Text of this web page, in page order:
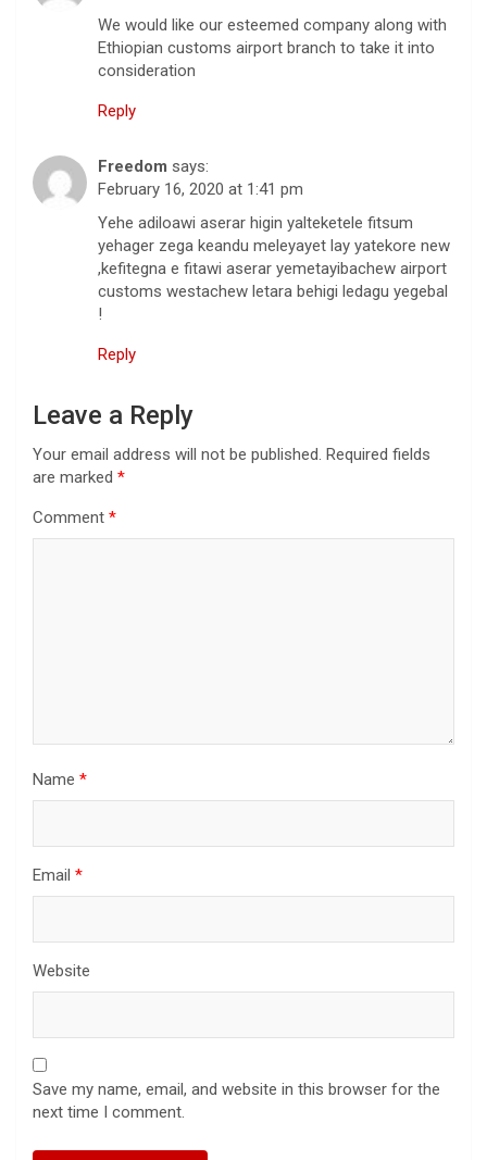
We would like our esteemed company along with
Ethiopian customs airport branch to take it into
consideration
Reply
Freedom says:
February 16, 2020 at 1:41 pm
Yehe adiloawi aserar higin yalteketele fitsum
yehager zega keandu meleyayet lay yatekore new
,kefitegna e fitawi aserar yemetayibachew airport
customs westachew letara behigi ledagu yegebal
!
Reply
Leave a Reply
Your email address will not be published. Required fields
are marked *
Comment *
Name *
Email *
Website
Save my name, email, and website in this browser for the
next time I comment.